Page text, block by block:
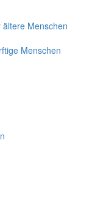
Menschen
Menschen